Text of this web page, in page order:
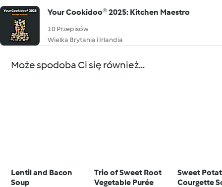
Your Cookidoo® 2025: Kitchen Maestro
10 Przepisów
Wielka Brytania i Irlandia
Może spodoba Ci się również...
Lentil and Bacon
Soup
Trio of Sweet Root
Vegetable Purée
Sweet
Courgette